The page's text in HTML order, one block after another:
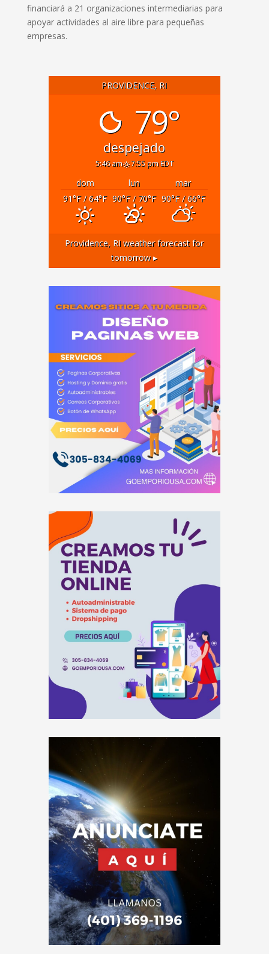
financiará a 21 organizaciones intermediarias para
apoyar actividades al aire libre para pequeñas
empresas.
PROVIDENCE, RI
79°
despejado
5:46 am 7:55 pm EDT
dom lun
mar
91°F/ 64°F 90°F/ 70°F 90°F/ 66°F
Providence, RI weather forecast for
tomorrow ▸